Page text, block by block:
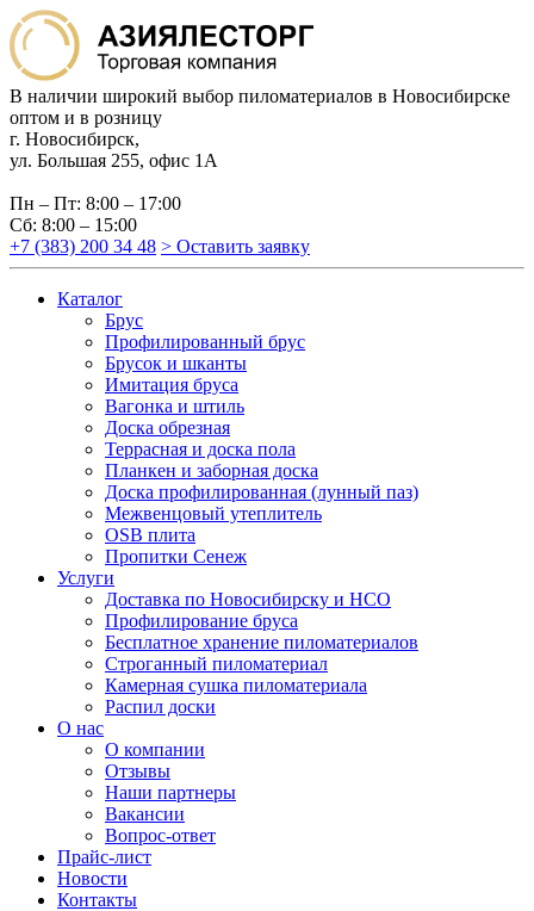
В наличии широкий выбор пиломатериалов в Новосибирске
оптом и в розницу
г. Новосибирск,
ул. Большая 255, офис 1А
Пн – Пт: 8:00 – 17:00
Сб: 8:00 – 15:00
+7 (383) 200 34 48 > Оставить заявку
Каталог
Брус
Профилированный брус
Брусок и шканты
Имитация бруса
Вагонка и штиль
Доска обрезная
Террасная и доска пола
Планкен и заборная доска
Доска профилированная (лунный паз)
Межвенцовый утеплитель
OSB плита
Пропитки Сенеж
Услуги
Доставка по Новосибирску и НСО
Профилирование бруса
Бесплатное хранение пиломатериалов
Строганный пиломатериал
Камерная сушка пиломатериала
Распил доски
О нас
О компании
Отзывы
Наши партнеры
Вакансии
Вопрос-ответ
Прайс-лист
Новости
Контакты